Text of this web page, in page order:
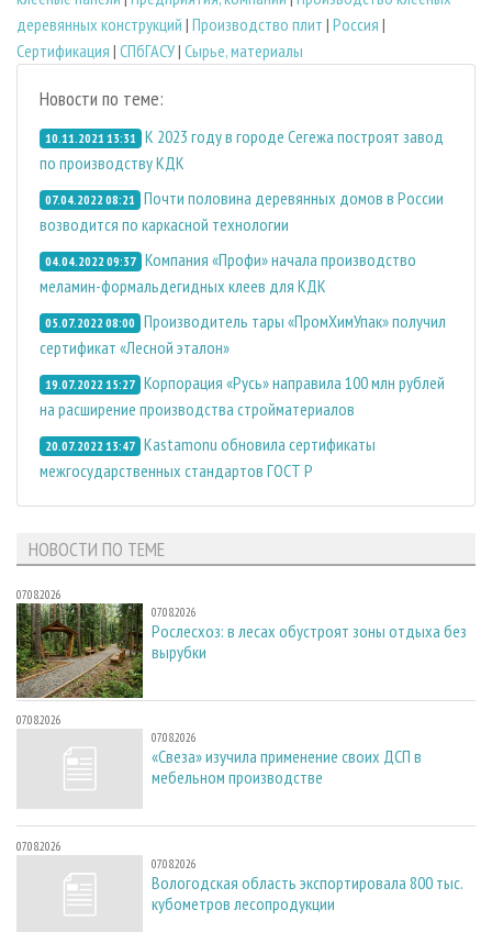
деревянных конструкций | Производство плит | Россия |
Сертификация | СПбГАСУ| Сырье, материалы
Новости по теме:
10.11.2021 13:31 К 2023 году в городе Сегежа построят завод
по производству КДК
07.04.2022 08:21 Почти половина деревянных домов в России
возводится по каркасной технологии
04.04.2022 09:37 Компания «Профи» начала производство
меламин-формальдегидных клеев для КДК
05.07.2022 08:00 Производитель тары «ПромХимУпак» получил
сертификат «Лесной эталон»
19.07.2022 15:27 Корпорация «Русь» направила 100 млн рублей
на расширение производства стройматериалов
20.07.2022 13:47 Kastamonu обновила сертификаты
межгосударственных стандартов ГОСТ Р
НОВОСТИ ПО ТЕМЕ
07.08.2026
07.08.2026
Рослесхоз: в лесах обустроят зоны отдыха без
вырубки
07.08.2026
07.08.2026
«Свеза» изучила применение своих ДСП в
мебельном производстве
07.08.2026
07.08.2026
Вологодская область экспортировала 800 тыс.
кубометров лесопродукции